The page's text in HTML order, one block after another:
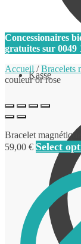
Kasse
Concessionaires
gratuites sur 0049
Accueil /Bracelets
couleur or rose
Bracelet
59,00 € Select